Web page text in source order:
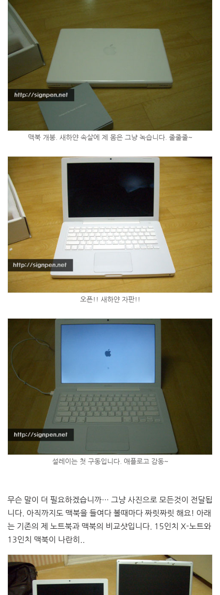
맥북 개봉. 새하얀 속살에 제 몸은 그냥 녹습니다. 줄줄줄~
오픈!! 새하얀 자판!!
설레이는 첫 구동입니다. 애플로고 감동~
무슨 말이 더 필요하겠습니까… 그냥 사진으로 모든것이 전달됩
니다. 아직까지도 맥북을 들여다 볼때마다 짜릿짜릿 해요! 아래
는 기존의 제 노트북과 맥북의 비교샷입니다. 15인치 X-노트와
13인치 맥북이 나란히..